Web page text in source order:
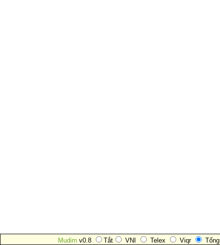
Mudim v0.8 Tắt VNI Telex Viqr